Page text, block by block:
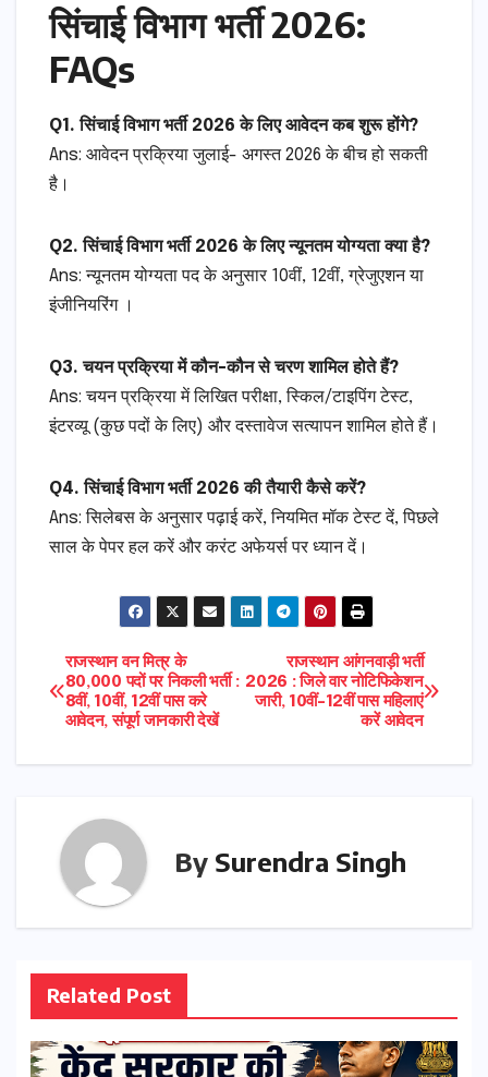
सिंचाई विभाग भर्ती 2026:
FAQs
Q1. सिंचाई विभाग भर्ती 2026 के लिए आवेदन कब शुरू होंगे?
Ans: आवेदन प्रक्रिया जुलाई- अगस्त 2026 के बीच हो सकती
है।
Q2. सिंचाई विभाग भर्ती 2026 के लिए न्यूनतम योग्यता क्या है?
Ans: न्यूनतम योग्यता पद के अनुसार 10वीं, 12वीं, ग्रेजुएशन या
इंजीनियरिंग ।
Q3. चयन प्रक्रिया में कौन-कौन से चरण शामिल होते हैं?
Ans: चयन प्रक्रिया में लिखित परीक्षा, स्किल/टाइपिंग टेस्ट,
इंटरव्यू (कुछ पदों के लिए) और दस्तावेज सत्यापन शामिल होते हैं।
Q4. सिंचाई विभाग भर्ती 2026 की तैयारी कैसे करें?
Ans: सिलेबस के अनुसार पढ़ाई करें, नियमित मॉक टेस्ट दें, पिछले
साल के पेपर हल करें और करंट अफेयर्स पर ध्यान दें।
Post
navigation
राजस्थान आंगनवाड़ी भर्ती
2026 : जिले वार नोटिफिकेशन
जारी, 10वीं-12वीं पास महिलाएं
करें आवेदन
राजस्थान वन मित्र के
80,000 पदों पर निकली भर्ती :
8वीं, 10वीं, 12वीं पास करे
आवेदन, संपूर्ण जानकारी देखें
By Surendra Singh
Related Post